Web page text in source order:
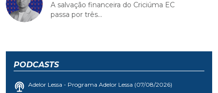
A salvação financeira do Criciúma EC
passa por três...
PODCASTS
Adelor Lessa - Programa Adelor Lessa (07/08/2026)